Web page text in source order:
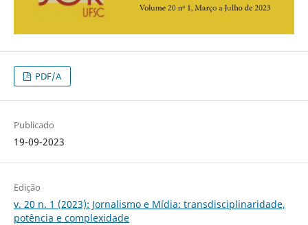
PDF/A
Publicado
19-09-2023
Edição
v. 20 n. 1 (2023): Jornalismo e Mídia: transdisciplinaridade,
potência e complexidade